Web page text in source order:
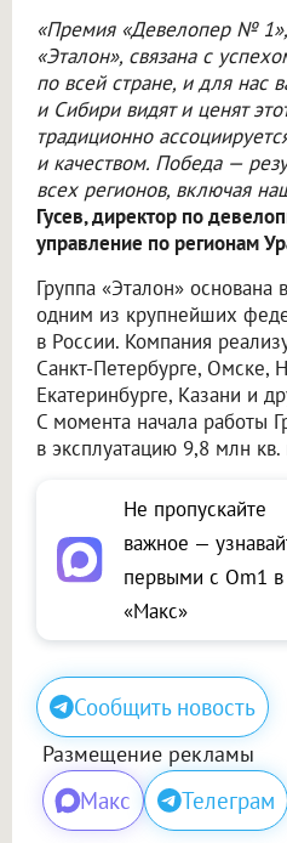
«Премия «Девелопер №
«Эталон», связана с
по всей стране, и для нас
и Сибири видят и ценят
традиционно
и качеством. Победа —
всех регионов, включая
Гусев, директор по
управление по регионам
Группа «Эталон» основана
одним из крупнейших
в России. Компания
Санкт-Петербурге, Омске,
Екатеринбурге, Казани и
С момента начала работы
в эксплуатацию 9,8 млн
Не пропускайте
важное —
первыми с Om1 в
«Макс»
Сообщить новость
Размещение рекламы
Макс Телеграм